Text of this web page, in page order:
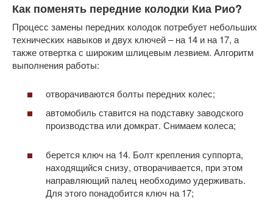
Как поменять передние колодки Киа Рио?
Процесс замены передних колодок потребует небольших
технических навыков и двух ключей – на 14 и на 17, а
также отвертка с широким шлицевым лезвием. Алгоритм
выполнения работы:
отворачиваются болты передних колес;
автомобиль ставится на подставку заводского
производства или домкрат. Снимаем колеса;
берется ключ на 14. Болт крепления суппорта,
находящийся снизу, отворачивается, при этом
направляющий палец необходимо удерживать.
Для этого понадобится ключ на 17;